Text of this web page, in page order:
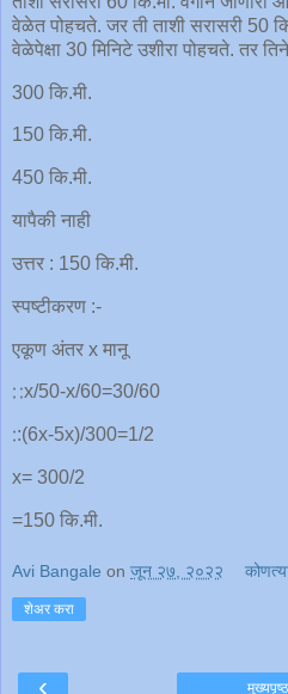
वेळेत पोहचते. जर ती ताशी सरासरी 50
वेळेपेक्षा 30 मिनिटे उशीरा पोहचते. तर
300 कि.मी.
150 कि.मी.
450 कि.मी.
यापैकी नाही
उत्तर : 150 कि.मी.
स्पष्टीकरण :-
एकूण अंतर x मानू
∷x/50-x/60=30/60
∶:(6x-5x)/300=1/2
x= 300/2
=150 कि.मी.
Avi Bangale on जून २७, २०२२
शेअर करा
‹ मुख्यपृष्ठ